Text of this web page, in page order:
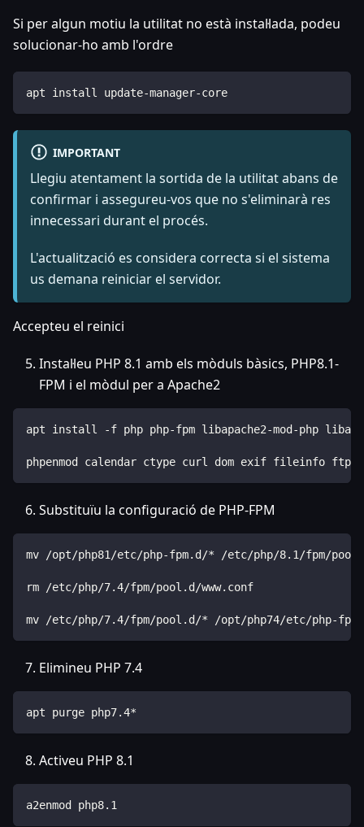
Si per algun motiu la utilitat no està instal·lada, podeu
solucionar-ho amb l'ordre
apt install update-manager-core
IMPORTANT
Llegiu atentament la sortida de la utilitat abans de
confirmar i assegureu-vos que no s'eliminarà res
innecessari durant el procés.
L'actualització es considera correcta si el sistema
us demana reiniciar el servidor.
Accepteu el reinici
Instal·leu PHP 8.1 amb els mòduls bàsics, PHP8.1-
FPM i el mòdul per a Apache2
apt install -f php php-fpm libapache2-mod-php
phpenmod calendar ctype curl dom exif fileinfo ftp
Substituïu la configuració de PHP-FPM
mv /opt/php81/etc/php-fpm.d/* /etc/php/8.1/fpm/
rm /etc/php/7.4/fpm/pool.d/www.conf
mv /etc/php/7.4/fpm/pool.d/* /opt/php74/etc/php-
Elimineu PHP 7.4
apt purge php7.4*
Activeu PHP 8.1
a2enmod php8.1